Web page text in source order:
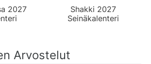
2027
Shakki 2027
Seinäkalenteri
Arvostelut